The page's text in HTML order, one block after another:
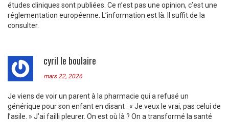
études cliniques sont publiées. Ce n’est pas une opinion, c’est une
réglementation européenne. L’information est là. Il suffit de la
consulter.
cyril le boulaire
mars 22, 2026
Je viens de voir un parent à la pharmacie qui a refusé un
générique pour son enfant en disant : « Je veux le vrai, pas celui de
l’asile. » J’ai failli pleurer. On est où là ? On a transformé la santé